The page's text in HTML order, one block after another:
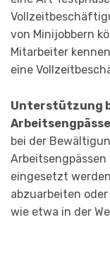
von Minijobbern
Mitarbeiter
eine
Unterstützung
bei der
eingesetzt
abzuarbeiten
wie etwa in der